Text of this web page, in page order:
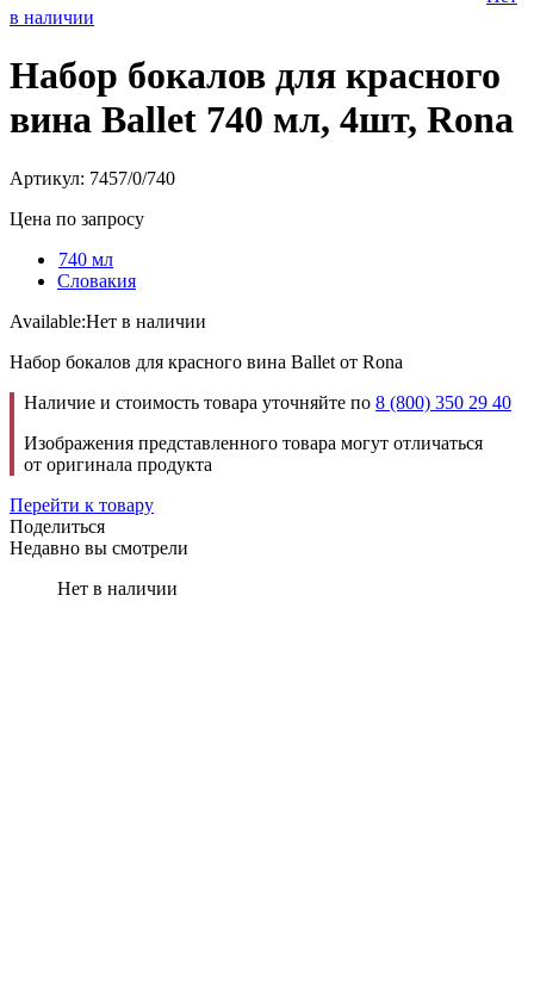
в наличии
Набор бокалов для красного
вина Ballet 740 мл, 4шт, Rona
Артикул: 7457/0/740
Цена по запросу
740 мл
Словакия
Available:Нет в наличии
Набор бокалов для красного вина Ballet от Rona
Наличие и стоимость товара уточняйте по 8 (800) 350 29 40
Изображения представленного товара могут отличаться
от оригинала продукта
Перейти к товару
Поделиться
Недавно вы смотрели
Нет в наличии